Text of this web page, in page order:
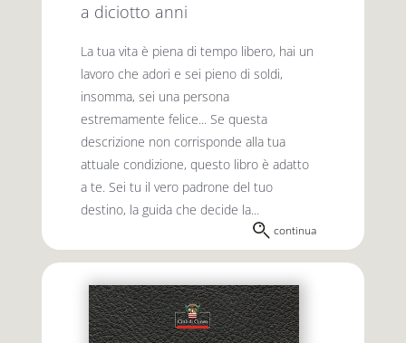
a diciotto anni
La tua vita è piena di tempo libero, hai un
lavoro che adori e sei pieno di soldi,
insomma, sei una persona
estremamente felice... Se questa
descrizione non corrisponde alla tua
attuale condizione, questo libro è adatto
a te. Sei tu il vero padrone del tuo
destino, la guida che decide la...
continua